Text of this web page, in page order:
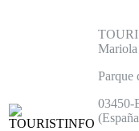
Mariola
Parque
03450-